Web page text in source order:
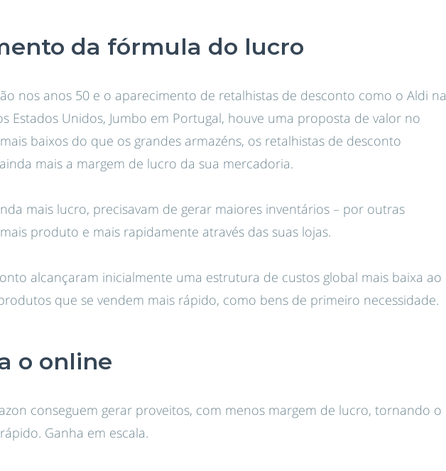
da fórmula do lucro
nos anos 50 e o aparecimento de retalhistas de desconto como o Aldi na
Estados Unidos, Jumbo em Portugal, houve uma proposta de valor no
baixos do que os grandes armazéns, os retalhistas de desconto
mais a margem de lucro da sua mercadoria.
mais lucro, precisavam de gerar maiores inventários – por outras
produto e mais rapidamente através das suas lojas.
alcançaram inicialmente uma estrutura de custos global mais baixa ao
que se vendem mais rápido, como bens de primeiro necessidade.
o online
conseguem gerar proveitos, com menos margem de lucro, tornando o
Ganha em escala.